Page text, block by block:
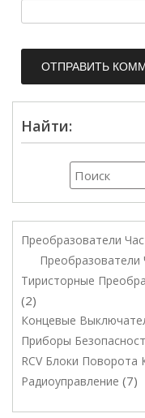
Найти:
Преобразователи
Преобразователи
Тиристорные
2
Концевые
Приборы
RCV Блоки Поворота
Радиоуправление 7